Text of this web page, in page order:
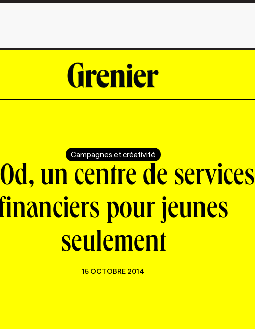
Campagnes et créativité
un centre de services
pour jeunes
seulement
15 OCTOBRE 2014